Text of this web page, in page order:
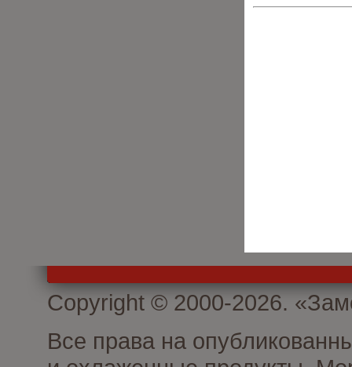
Copyright © 2000-2026.
Все права на